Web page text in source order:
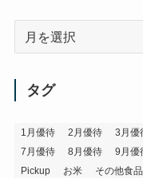
タグ
1月優待 2月優待 3月優
7月優待
8月優待 9月優
Pickup
お米 その他食品